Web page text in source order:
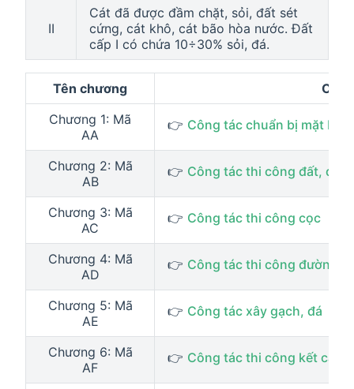
II
Cát đã được đầm chặt, sỏi, đất sét
cứng, cát khô, cát bão hòa nước. Đất
cấp I có chứa 10÷30% sỏi, đá.
Tên chương
Chương 1: Mã
AA
👉 Công tác chuẩn bị mặt
Chương 2: Mã
AB
👉 Công tác thi công đất, đá,
Chương 3: Mã
AC
👉 Công tác thi công cọc
Chương 4: Mã
AD
👉 Công tác thi công đường
Chương 5: Mã
AE
👉 Công tác xây gạch, đá
Chương 6: Mã
AF
👉 Công tác thi công kết cấu